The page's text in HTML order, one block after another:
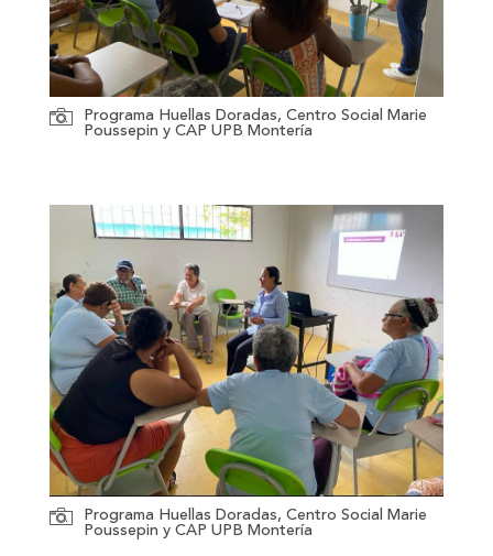
Programa Huellas Doradas, Centro Social Marie
Poussepin y CAP UPB Montería
Programa Huellas Doradas, Centro Social Marie
Poussepin y CAP UPB Montería